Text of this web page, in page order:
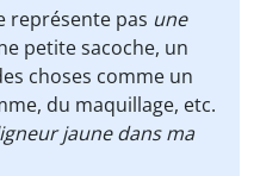
représente pas une
petite sacoche, un
choses comme un
du maquillage, etc.
jaune dans ma